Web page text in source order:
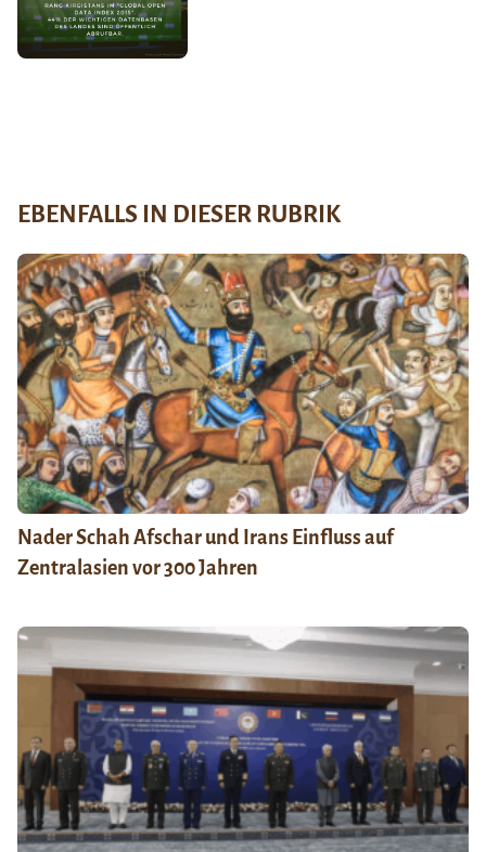
EBENFALLS IN DIESER RUBRIK
Nader Schah Afschar und Irans Einfluss auf
Zentralasien vor 300 Jahren